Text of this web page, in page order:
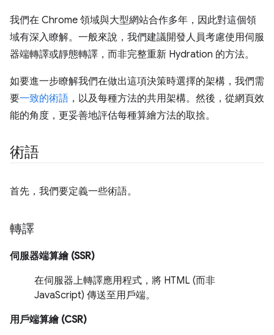
我們在 Chrome 領域與大型網站合作多年，因此對這個領
域有深入瞭解。一般來說，我們建議開發人員考慮使用伺服
器端轉譯或靜態轉譯，而非完整重新 Hydration 的方法。
如要進一步瞭解我們在做出這項決策時選擇的架構，我們需
要一致的術語 ，以及每種方法的共用架構。然後，從網頁效
能的角度，更妥善地評估每種算繪方法的取捨。
術語
首先，我們要定義一些術語。
轉譯
伺服器端算繪 (SSR)
在伺服器上轉譯應用程式，將 HTML (而非
JavaScript) 傳送至用戶端。
用戶端算繪 (CSR)